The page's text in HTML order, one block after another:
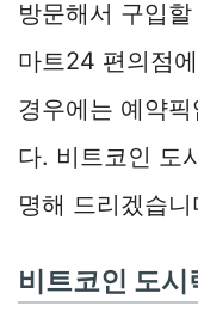
방문해서 구입
마트24 편의점
경우에는 예약
다. 비트코인 도
명해 드리겠습니
비트코인 도시